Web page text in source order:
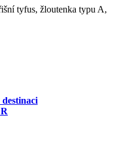
tyfus, žloutenka typu A,